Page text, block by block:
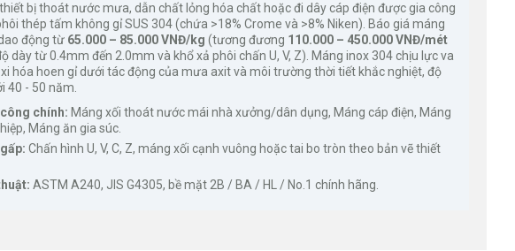
thiết bị thoát nước mưa, dẫn chất lỏng hóa chất hoặc đi dây cáp điện được gia công
thép tấm không gỉ SUS 304 (chứa >18% Crome và >8% Niken). Báo giá máng
động từ 65.000 – 85.000 VNĐ/kg (tương đương 110.000 – 450.000 VNĐ/mét
dày từ 0.4mm đến 2.0mm và khổ xả phôi chấn U, V, Z). Máng inox 304 chịu lực va
hóa hoen gỉ dưới tác động của mưa axit và môi trường thời tiết khắc nghiệt, độ
40 - 50 năm.
chính: Máng xối thoát nước mái nhà xưởng/dân dụng, Máng cáp điện, Máng
Máng ăn gia súc.
Chấn hình U, V, C, Z, máng xối cạnh vuông hoặc tai bo tròn theo bản vẽ thiết
ASTM A240, JIS G4305, bề mặt 2B / BA / HL / No.1 chính hãng.